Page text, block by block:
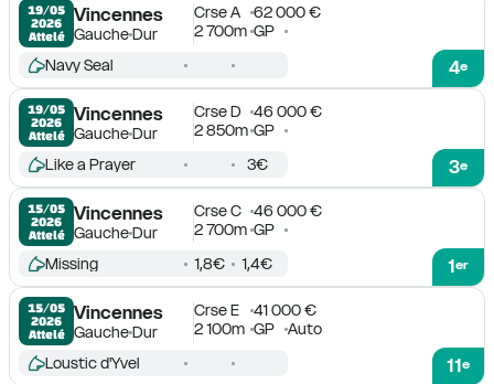
19/05
2026
Attelé
Vincennes
GaucheDur
Crse A
62 000 €
2 700m GP
4e
Navy Seal
19/05
2026
Attelé
Vincennes
GaucheDur
Crse D
46 000 €
2 850m GP
3e
Like a Prayer 3€
15/05
2026
Attelé
Vincennes
GaucheDur
Crse C
46 000 €
2 700m GP
1er
Missing 1,8€ 1,4€
15/05
2026
Attelé
Vincennes
GaucheDur
Crse E
41 000 €
2 100m GP Auto
11e
Loustic d'Yvel